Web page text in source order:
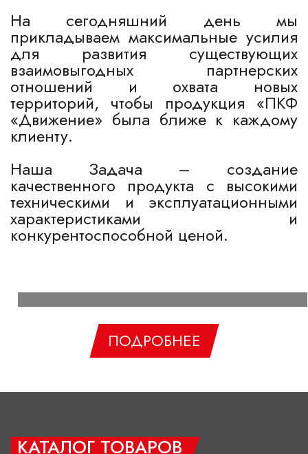
На сегодняшний день мы
прикладываем максимальные усилия
для развития существующих
взаимовыгодных партнерских
отношений и охвата новых
территорий, чтобы продукция «ПКФ
«Движение» была ближе к каждому
клиенту.
Наша Задача – создание
качественного продукта с высокими
техническими и эксплуатационными
характеристиками и
конкурентоспособной ценой.
ПОДРОБНЕЕ
КАТАЛОГ ТОВАРОВ